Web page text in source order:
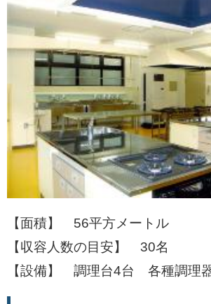
【面積】 56平方メートル
【収容人数の目安】 30名
【設備】 調理台4台 各種調理